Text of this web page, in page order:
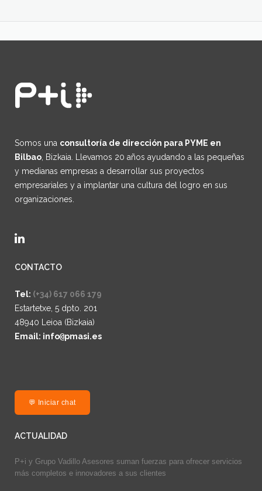
Somos una consultoría de dirección para PYME en
Bilbao , Bizkaia. Llevamos 20 años ayudando a las pequeñas
y medianas empresas a desarrollar sus proyectos
empresariales y a implantar una cultura del logro en sus
organizaciones.
CONTACTO
Tel: (+34) 617 066 179
Estartetxe, 5 dpto. 201
48940 Leioa (Bizkaia)
Email: info@pmasi.es
💬 Iniciar chat
ACTUALIDAD
P+i y Grupo Vadillo Asesores suman fuerzas para ofrecer servicios
más completos e innovadores a sus clientes